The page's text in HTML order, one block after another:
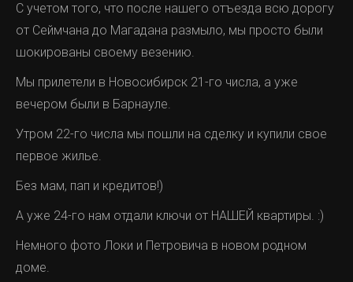
С учетом того, что после нашего отъезда всю дорогу
от Сеймчана до Магадана размыло, мы просто были
шокированы своему везению.
Мы прилетели в Новосибирск 21-го числа, а уже
вечером были в Барнауле.
Утром 22-го числа мы пошли на сделку и купили свое
первое жилье.
Без мам, пап и кредитов!)
А уже 24-го нам отдали ключи от НАШЕЙ квартиры. :)
Немного фото Локи и Петровича в новом родном
доме.